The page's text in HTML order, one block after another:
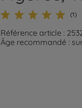
(1)
Référence article :
Âge recommandé :